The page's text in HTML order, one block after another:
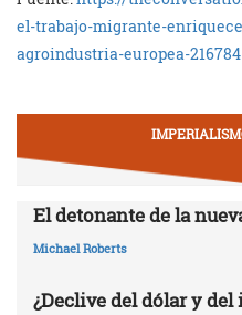
el-trabajo-migrante-
agroindustria-europea-216784
El detonante de la
Michael Roberts
¿Declive del dólar y